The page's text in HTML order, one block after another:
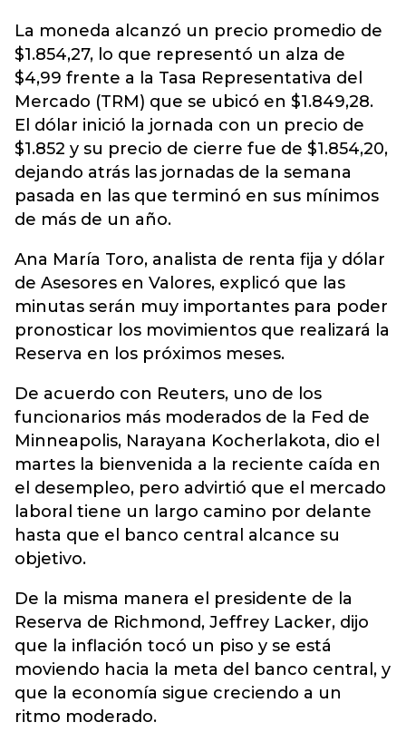
La moneda alcanzó un precio promedio de
$1.854,27, lo que representó un alza de
$4,99 frente a la Tasa Representativa del
Mercado (TRM) que se ubicó en $1.849,28.
El dólar inició la jornada con un precio de
$1.852 y su precio de cierre fue de $1.854,20,
dejando atrás las jornadas de la semana
pasada en las que terminó en sus mínimos
de más de un año.
Ana María Toro, analista de renta fija y dólar
de Asesores en Valores, explicó que las
minutas serán muy importantes para poder
pronosticar los movimientos que realizará la
Reserva en los próximos meses.
De acuerdo con Reuters, uno de los
funcionarios más moderados de la Fed de
Minneapolis, Narayana Kocherlakota, dio el
martes la bienvenida a la reciente caída en
el desempleo, pero advirtió que el mercado
laboral tiene un largo camino por delante
hasta que el banco central alcance su
objetivo.
De la misma manera el presidente de la
Reserva de Richmond, Jeffrey Lacker, dijo
que la inflación tocó un piso y se está
moviendo hacia la meta del banco central, y
que la economía sigue creciendo a un
ritmo moderado.